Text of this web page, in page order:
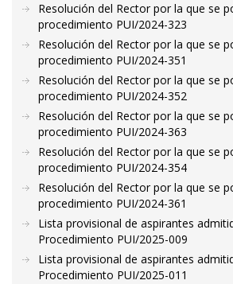
Resolución del Rector por la que se
procedimiento PUI/2024-323
Resolución del Rector por la que se
procedimiento PUI/2024-351
Resolución del Rector por la que se
procedimiento PUI/2024-352
Resolución del Rector por la que se
procedimiento PUI/2024-363
Resolución del Rector por la que se
procedimiento PUI/2024-354
Resolución del Rector por la que se
procedimiento PUI/2024-361
Lista provisional de aspirantes
Procedimiento PUI/2025-009
Lista provisional de aspirantes
Procedimiento PUI/2025-011